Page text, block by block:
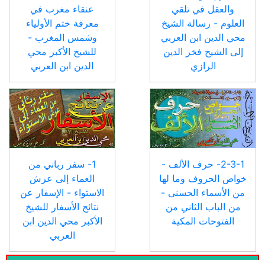
والعقل في تلقي
العلوم - رسالة الشيخ
محي الدين ابن العربي
إلى الشيخ فخر الدين
الرازي
عنقاء مغرب في
معرفة ختم الأولياء
وشمس المغرب -
للشيخ الأكبر محي
الدين ابن العربي
2-3-1- حرف الألف -
خواص الحروف وما لها
من الأسماء الحسنى -
من الباب الثاني من
الفتوحات المكية
1- سفر رباني من
العماء إلى عرش
الاستواء - الإسفار عن
نتائج الأسفار للشيخ
الأكبر محي الدين ابن
العربي